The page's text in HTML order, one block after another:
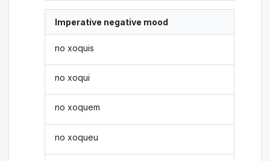
Imperative negative mood
no xoquis
no xoqui
no xoquem
no xoqueu